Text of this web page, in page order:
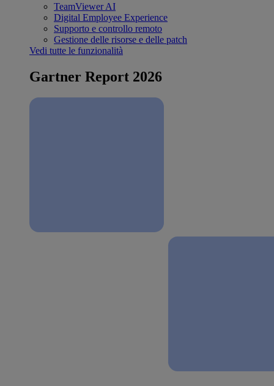
TeamViewer AI
Digital Employee Experience
Supporto e controllo remoto
Gestione delle risorse e delle patch
Vedi tutte le funzionalità
Gartner Report 2026